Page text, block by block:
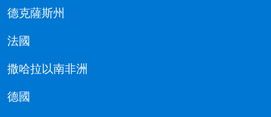
德克薩斯州
法國
撒哈拉以南非洲
德國